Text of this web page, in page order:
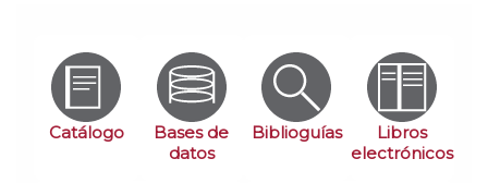
Catálogo
Bases de
datos
Biblioguías
Libros
electrónicos